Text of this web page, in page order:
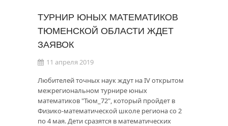
ТУРНИР ЮНЫХ МАТЕМАТИКОВ
ТЮМЕНСКОЙ ОБЛАСТИ ЖДЕТ
ЗАЯВОК
11 апреля 2019
Любителей точных наук ждут на IV открытом
межрегиональном турнире юных
математиков "Тюм_72", который пройдет в
Физико-математической школе региона со 2
по 4 мая. Дети сразятся в математических